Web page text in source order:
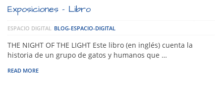
Exposiciones – Libro
ESPACIO DIGITAL BLOG-ESPACIO-DIGITAL
THE NIGHT OF THE LIGHT Este libro (en inglés) cuenta la
historia de un grupo de gatos y humanos que …
READ MORE